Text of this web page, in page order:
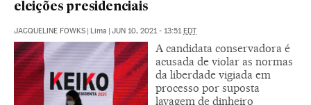
eleições presidenciais
JACQUELINE FOWKS | Lima | JUN 10, 2021 - 13:51EDT
A candidata conservadora é
acusada de violar as normas
da liberdade vigiada em
processo por suposta
lavagem de dinheiro